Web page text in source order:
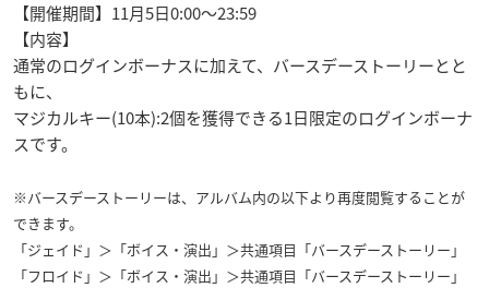
【開催期間】11月5日0:00～23:59
【内容】
通常のログインボーナスに加えて、バースデーストーリーとと
もに、
マジカルキー(10本):2個を獲得できる1日限定のログインボーナ
スです。
※バースデーストーリーは、アルバム内の以下より再度閲覧することが
できます。
「ジェイド」＞「ボイス・演出」＞共通項目「バースデーストーリー」
「フロイド」＞「ボイス・演出」＞共通項目「バースデーストーリー」